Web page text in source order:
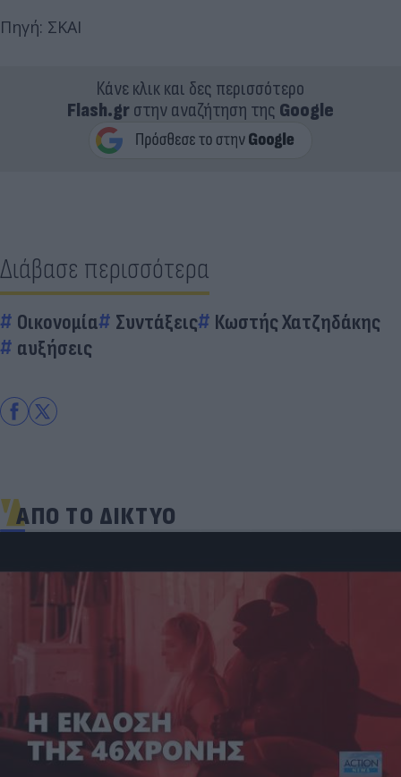
Πηγή: ΣΚΑΙ
Κάνε κλικ και δες περισσότερο
Flash.grστην αναζήτηση της Google
Διάβασε περισσότερα
Οικονομία Συντάξεις
Κωστής Χατζηδάκης
αυξήσεις
ΑΠΟ ΤΟ ΔΙΚΤΥΟ